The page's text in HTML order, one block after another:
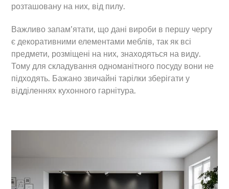
розташовану на них, від пилу.
Важливо запам’ятати, що дані вироби в першу чергу
є декоративними елементами меблів, так як всі
предмети, розміщені на них, знаходяться на виду.
Тому для складування одноманітного посуду вони не
підходять. Бажано звичайні тарілки зберігати у
відділеннях кухонного гарнітура.